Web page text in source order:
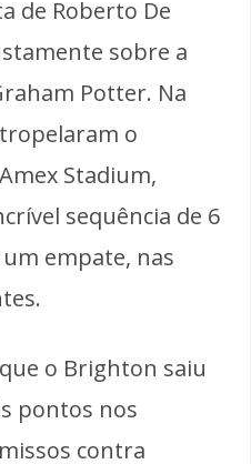
de Roberto De
sobre a
Potter. Na
o
Stadium,
sequência de 6
empate, nas
o Brighton saiu
pontos nos
contra